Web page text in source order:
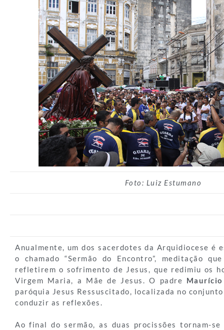
Foto: Luiz Estumano
Anualmente, um dos sacerdotes da Arquidiocese é
o chamado “Sermão do Encontro”, meditação
refletirem o sofrimento de Jesus, que redimiu os
Virgem Maria, a Mãe de Jesus. O padre
paróquia Jesus Ressuscitado, localizada no
conduzir as reflexões.
Ao final do sermão, as duas procissões tornam-se